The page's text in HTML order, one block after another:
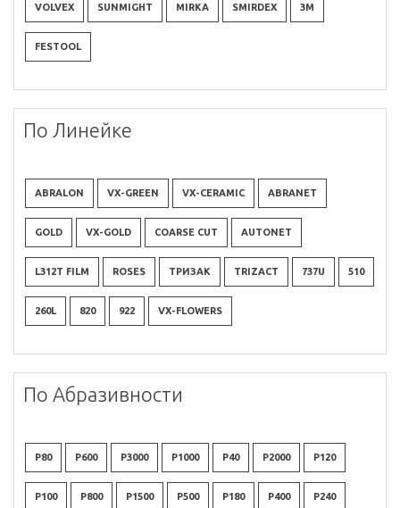
VOLVEX SUNMIGHT MIRKA SMIRDEX 3M
FESTOOL
По Линейке
ABRALON VX-GREEN VX-CERAMIC ABRANET
GOLD VX-GOLD COARSE CUT AUTONET
L312T FILM ROSES ТРИЗАК TRIZACT 737U 510
260L 820 922 VX-FLOWERS
По Абразивности
P80 P600 P3000 P1000 P40 P2000 P120
P100 P800 P1500 P500 P180 P400 P240